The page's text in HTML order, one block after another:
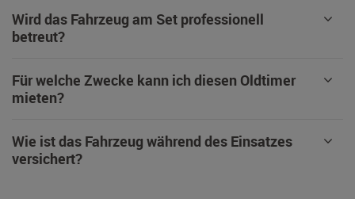
Wird das Fahrzeug am Set professionell
betreut?
Für welche Zwecke kann ich diesen Oldtimer
mieten?
Wie ist das Fahrzeug während des Einsatzes
versichert?